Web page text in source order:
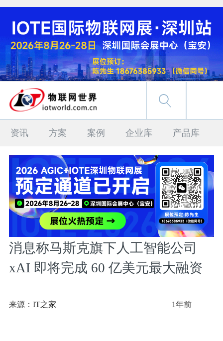
资讯 方案 案例 企业库 产品库
消息称马斯克旗下人工智能公司
xAI 即将完成 60 亿美元最大融资
来源： IT之家 1年前